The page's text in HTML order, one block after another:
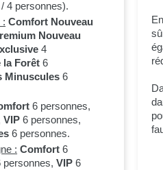
/ 4 personnes).
: Comfort Nouveau
Nouveau
4
la Forêt 6
Minuscules 6
6 personnes,
VIP 6 personnes,
6 personnes.
: Comfort 6
personnes,VIP 6